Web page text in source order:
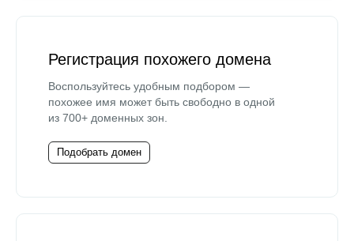
Регистрация похожего домена
Воспользуйтесь удобным подбором —
похожее имя может быть свободно в одной
из 700+ доменных зон.
Подобрать домен